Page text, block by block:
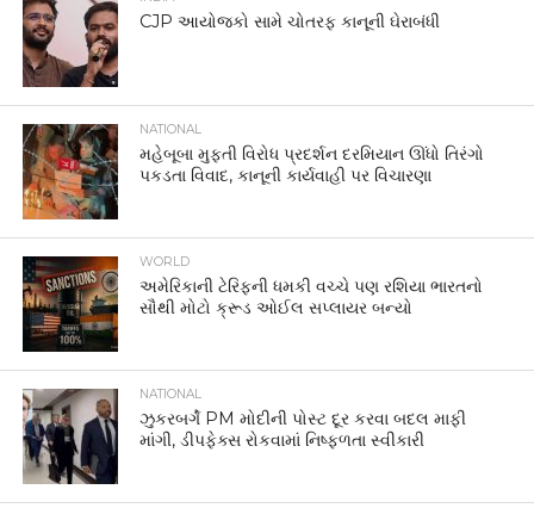
CJP આયોજકો સામે ચોતરફ કાનૂની ઘેરાબંધી
NATIONAL
મહેબૂબા મુફ્તી વિરોધ પ્રદર્શન દરમિયાન ઊંધો તિરંગો
પકડતા વિવાદ, કાનૂની કાર્યવાહી પર વિચારણા
WORLD
અમેરિકાની ટેરિફની ધમકી વચ્ચે પણ રશિયા ભારતનો
સૌથી મોટો ક્રૂડ ઓઈલ સપ્લાયર બન્યો
NATIONAL
ઝુકરબર્ગે PM મોદીની પોસ્ટ દૂર કરવા બદલ માફી
માંગી, ડીપફેક્સ રોકવામાં નિષ્ફળતા સ્વીકારી